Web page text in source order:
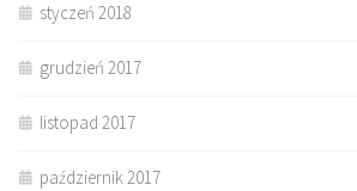
styczeń 2018
grudzień 2017
listopad 2017
październik 2017